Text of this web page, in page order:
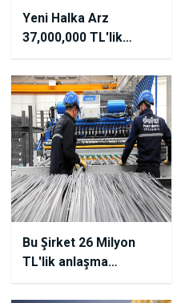
Yeni Halka Arz
37,000,000 TL'lik
Sözleşme İmzaladı!
Bu Şirket 26 Milyon
TL'lik anlaşma
İmzaladı!